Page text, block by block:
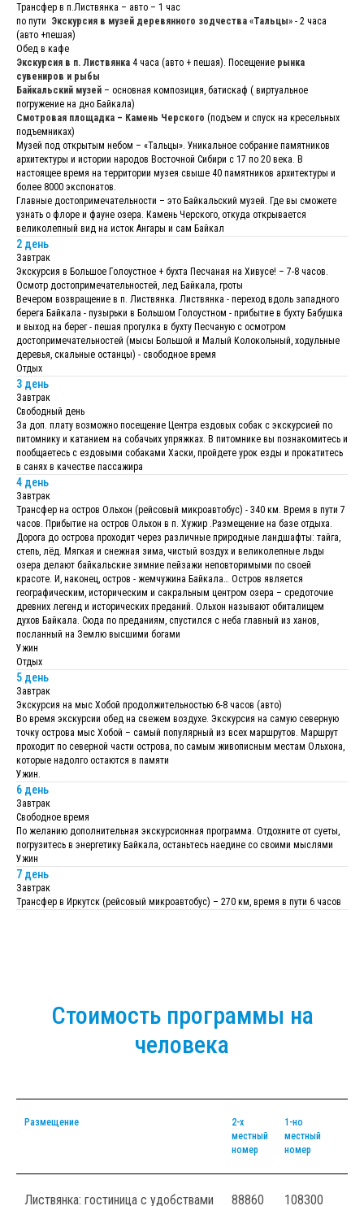
Трансфер в п.Листвянка – авто – 1 час
по пути Экскурсия в музей деревянного зодчества «Тальцы» - 2 часа
(авто +пешая)
Обед в кафе
Экскурсия в п. Листвянка 4 часа (авто + пешая). Посещение рынка
сувениров и рыбы
Байкальский музей – основная композиция, батискаф ( виртуальное
погружение на дно Байкала)
Смотровая площадка – Камень Черского (подъем и спуск на кресельных
подъемниках)
Музей под открытым небом – «Тальцы». Уникальное собрание памятников
архитектуры и истории народов Восточной Сибири с 17 по 20 века. В
настоящее время на территории музея свыше 40 памятников архитектуры и
более 8000 экспонатов.
Главные достопримечательности – это Байкальский музей. Где вы сможете
узнать о флоре и фауне озера. Камень Черского, откуда открывается
великолепный вид на исток Ангары и сам Байкал
2 день
Завтрак
Экскурсия в Большое Голоустное + бухта Песчаная на Хивусе! – 7-8 часов.
Осмотр достопримечательностей, лед Байкала, гроты
Вечером возвращение в п. Листвянка. Листвянка - переход вдоль западного
берега Байкала - пузырьки в Большом Голоустном - прибытие в бухту Бабушка
и выход на берег - пешая прогулка в бухту Песчаную с осмотром
достопримечательностей (мысы Большой и Малый Колокольный, ходульные
деревья, скальные останцы) - свободное время
Отдых
3 день
Завтрак
Свободный день
За доп. плату возможно посещение Центра ездовых собак с экскурсией по
питомнику и катанием на собачьих упряжках. В питомнике вы познакомитесь и
пообщаетесь с ездовыми собаками Хаски, пройдете урок езды и прокатитесь
в санях в качестве пассажира
4 день
Завтрак
Трансфер на остров Ольхон (рейсовый микроавтобус) - 340 км. Время в пути 7
часов. Прибытие на остров Ольхон в п. Хужир .Размещение на базе отдыха.
Дорога до острова проходит через различные природные ландшафты: тайга,
степь, лёд. Мягкая и снежная зима, чистый воздух и великолепные льды
озера делают байкальские зимние пейзажи неповторимыми по своей
красоте. И, наконец, остров - жемчужина Байкала… Остров является
географическим, историческим и сакральным центром озера – средоточие
древних легенд и исторических преданий. Ольхон называют обиталищем
духов Байкала. Сюда по преданиям, спустился с неба главный из ханов,
посланный на Землю высшими богами
Ужин
Отдых
5 день
Завтрак
Экскурсия на мыс Хобой продолжительностью 6-8 часов (авто)
Во время экскурсии обед на свежем воздухе. Экскурсия на самую северную
точку острова мыс Хобой – самый популярный из всех маршрутов. Маршрут
проходит по северной части острова, по самым живописным местам Ольхона,
которые надолго остаются в памяти
Ужин.
6 день
Завтрак
Свободное время
По желанию дополнительная экскурсионная программа. Отдохните от суеты,
погрузитесь в энергетику Байкала, останьтесь наедине со своими мыслями
Ужин
7 день
Завтрак
Трансфер в Иркутск (рейсовый микроавтобус) – 270 км, время в пути 6 часов
Стоимость программы на
человека
Размещение
2-х
местный
номер
1-но
местный
номер
Листвянка: гостиница с удобствами 88860 108300